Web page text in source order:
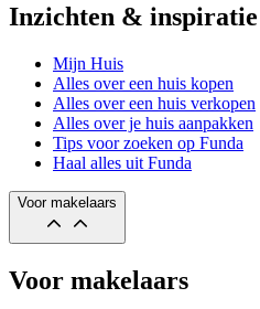
Inzichten & inspiratie
Mijn Huis
Alles over een huis kopen
Alles over een huis verkopen
Alles over je huis aanpakken
Tips voor zoeken op Funda
Haal alles uit Funda
Voor makelaars
Voor makelaars